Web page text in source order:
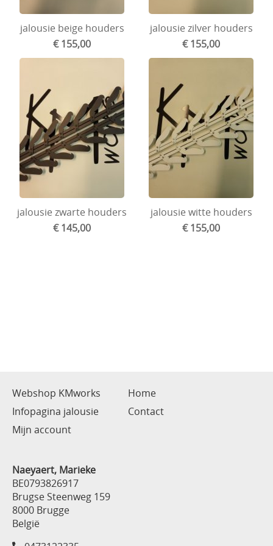
Ford
Wartburg
Velgen en spoorverbreders
Goodies and gifts
Handleiding/vervangonderdelen jalousie
Honda
Mini
jalousie beige houders
€ 155,00
jalousie zilver houders
€ 155,00
jalousie zwarte houders
€ 145,00
jalousie witte houders
€ 155,00
Webshop KMworks
Home
Infopagina jalousie
Contact
Mijn account
Naeyaert, Marieke
BE0793826917
Brugse Steenweg 159
8000 Brugge
België